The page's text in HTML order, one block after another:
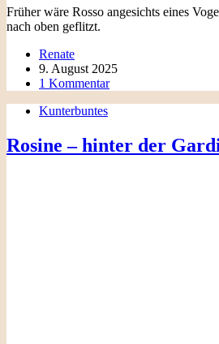
Früher wäre Rosso angesichts eines
nach oben geflitzt.
Renate
9. August 2025
1 Kommentar
Kunterbuntes
Rosine – hinter der